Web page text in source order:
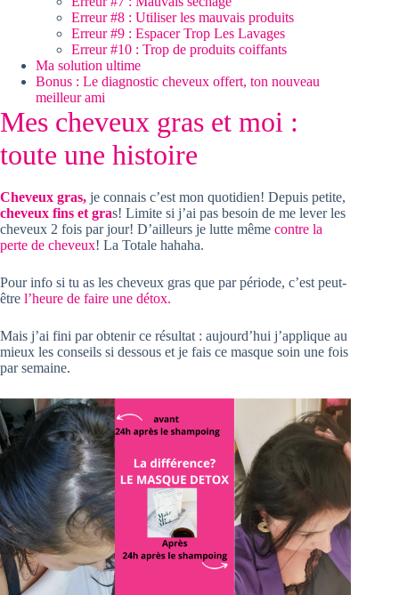
Erreur #8 : Utiliser les mauvais produits
Erreur #9 : Espacer Trop Les Lavages
Erreur #10 : Trop de produits coiffants
Ma solution ultime
Bonus : Le diagnostic cheveux offert, ton nouveau
meilleur ami
Mes cheveux gras et moi :
toute une histoire
Cheveux gras, je connais c’est mon quotidien! Depuis petite,
cheveux fins et gras! Limite si j’ai pas besoin de me lever les
cheveux 2 fois par jour! D’ailleurs je lutte même contre la
perte de cheveux! La Totale hahaha.
Pour info si tu as les cheveux gras que par période, c’est peut-
être l’heure de faire une détox.
Mais j’ai fini par obtenir ce résultat : aujourd’hui j’applique au
mieux les conseils si dessous et je fais ce masque soin une fois
par semaine.